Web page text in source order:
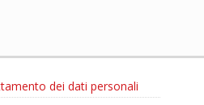
dei dati personali